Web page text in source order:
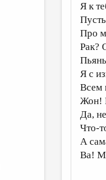
Я к
Про
Рак?
Я с
Всем
Жон!
Да,
Что-
А
Ва!